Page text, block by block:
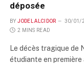
déposée
BY JODEL ALCIDOR
30/01/
2 MINS READ
Le décès tragique de
étudiante en première